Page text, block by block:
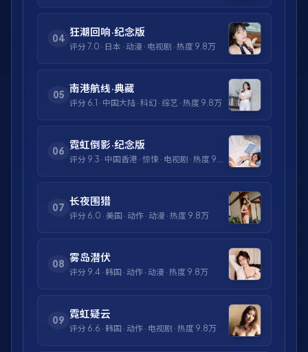
04
狂潮回响·纪念版
评分 7.0 · 日本 · 动漫 · 电视剧 · 热度 9.8万
05
南港航线·典藏
评分 6.1 · 中国大陆 · 科幻 · 综艺 · 热度 9.8万
06
霓虹倒影·纪念版
评分 9.3 · 中国香港 · 惊悚 · 电视剧 · 热度 9.8万
07
长夜围猎
评分 6.0 · 美国 · 动作 · 动漫 · 热度 9.8万
08
雾岛潜伏
评分 9.4 · 韩国 · 动作 · 动漫 · 热度 9.8万
09
霓虹疑云
评分 6.6 · 韩国 · 动作 · 电视剧 · 热度 9.8万